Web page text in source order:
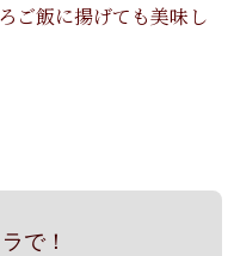
ご飯に揚げても美味し
で！